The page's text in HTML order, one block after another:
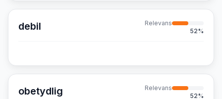
debil
Relevans
52%
obetydlig
Relevans
52%